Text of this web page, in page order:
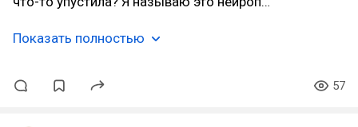
Показать полностью
57